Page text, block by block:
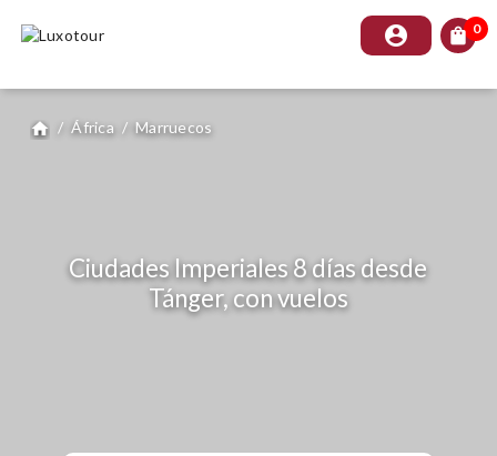
account_circle shopping_bag 0
home / África / Marruecos
Ciudades Imperiales 8 días desde
Tánger, con vuelos